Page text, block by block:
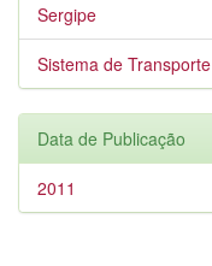
Sergipe
Sistema de Transporte
Data de Publicação
2011